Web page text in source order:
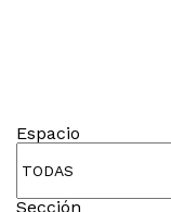
Espacio
Sección